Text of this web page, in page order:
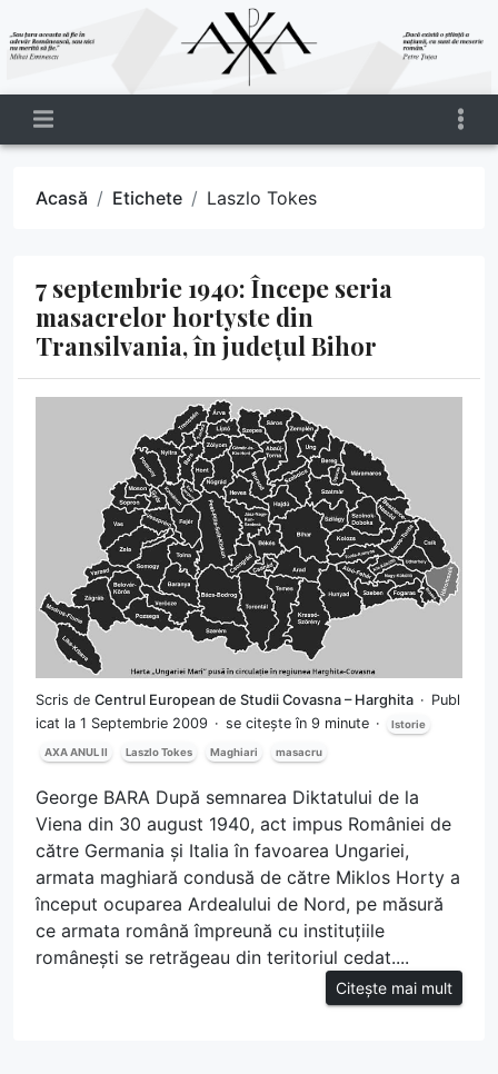
Acasă Etichete Laszlo Tokes
7 septembrie 1940: Începe seria
masacrelor hortyste din
Transilvania, în județul Bihor
Scris de Centrul European de Studii Covasna – Harghita
Publ
icat la 1 Septembrie 2009
se citește în 9 minute Istorie
AXA ANUL II Laszlo Tokes Maghiari masacru
George BARA După semnarea Diktatului de la
Viena din 30 august 1940, act impus României de
către Germania și Italia în favoarea Ungariei,
armata maghiară condusă de către Miklos Horty a
început ocuparea Ardealului de Nord, pe măsură
ce armata română împreună cu instituțiile
românești se retrăgeau din teritoriul cedat....
Citește mai mult